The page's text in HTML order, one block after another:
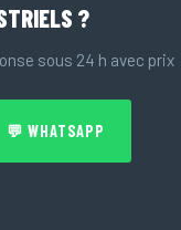
?
sous 24 h avec prix
💬 WHATSAPP